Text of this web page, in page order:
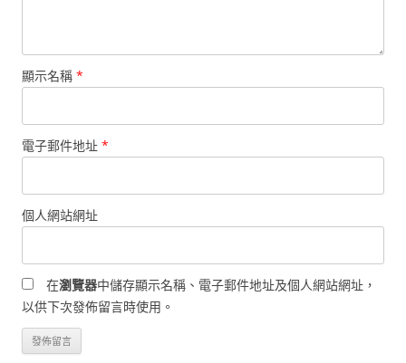
顯示名稱 *
電子郵件地址 *
個人網站網址
在瀏覽器中儲存顯示名稱、電子郵件地址及個人網站網址，
以供下次發佈留言時使用。